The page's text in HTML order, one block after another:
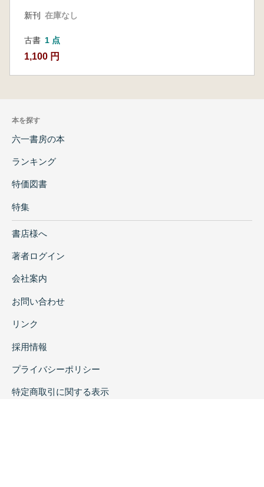
新刊 在庫なし
古書 1 点
1,100 円
本を探す
六一書房の本
ランキング
特価図書
特集
書店様へ
著者ログイン
会社案内
お問い合わせ
リンク
採用情報
プライバシーポリシー
特定商取引に関する表示